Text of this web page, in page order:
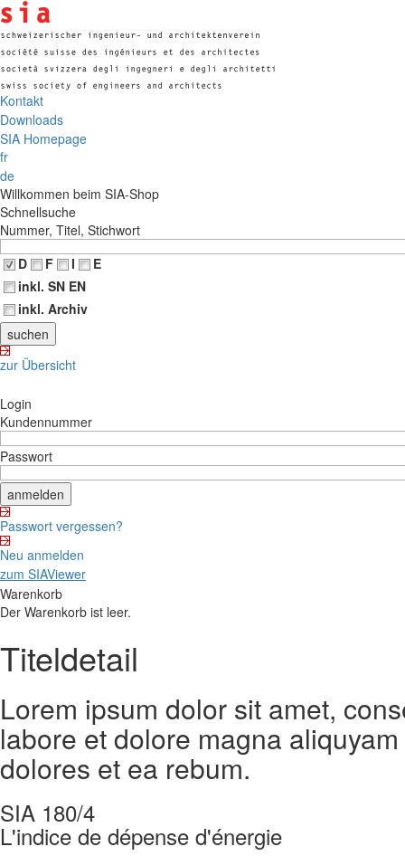
Kontakt
Downloads
SIA Homepage
fr
de
Willkommen beim SIA-Shop
Schnellsuche
Nummer, Titel, Stichwort
D
F I
E
inkl. SN EN
inkl. Archiv
zur Übersicht
Login
Kundennummer
Passwort
Passwort vergessen?
Neu anmelden
zum SIAViewer
Warenkorb
Der Warenkorb ist leer.
Titeldetail
Lorem ipsum dolor sit amet,
labore et dolore magna
dolores et ea rebum.
SIA 180/4
L'indice de dépense d'énergie